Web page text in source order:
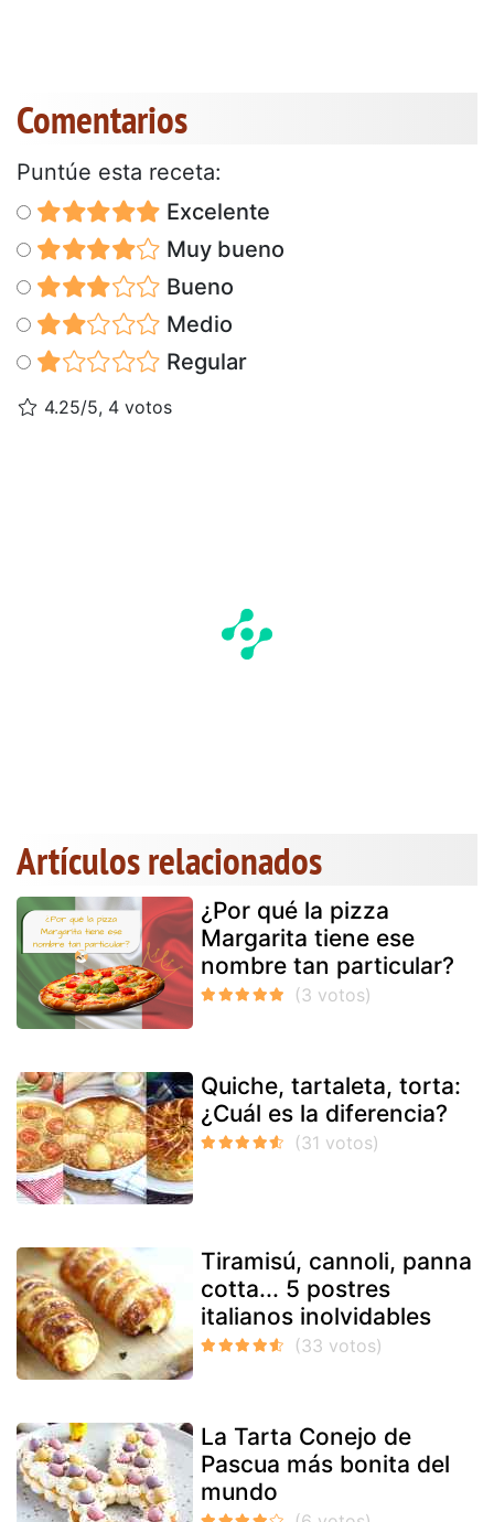
Comentarios
Puntúe esta receta:
Excelente
Muy bueno
Bueno
Medio
Regular
4.25/5, 4 votos
Artículos relacionados
¿Por qué la pizza
Margarita tiene ese
nombre tan particular?
Quiche, tartaleta, torta:
¿Cuál es la diferencia?
Tiramisú, cannoli, panna
cotta... 5 postres
italianos inolvidables
La Tarta Conejo de
Pascua más bonita del
mundo